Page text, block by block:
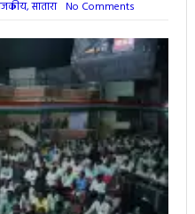
,सातारा No Comments